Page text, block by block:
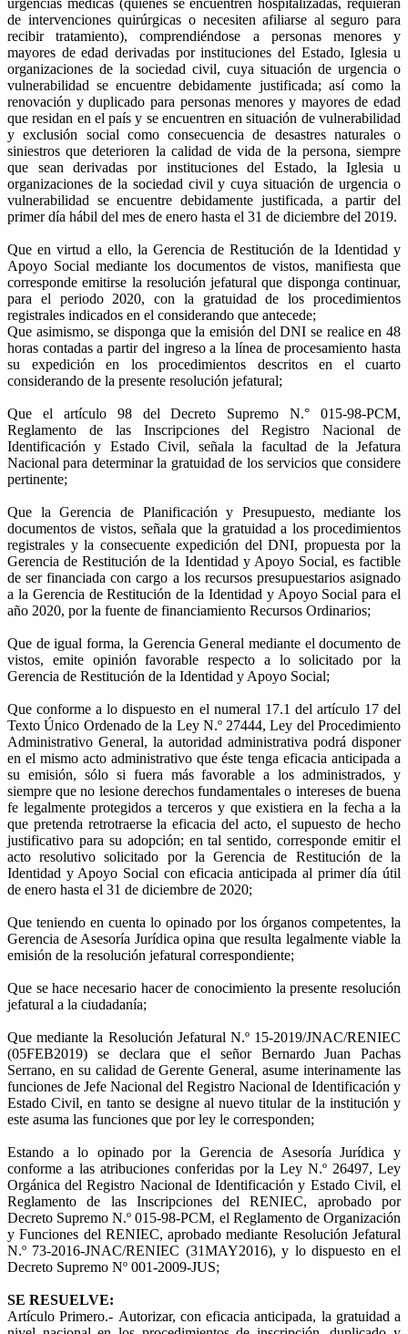
de intervenciones quirúrgicas o necesiten afiliarse al seguro para
recibir tratamiento), comprendiéndose a personas menores y
mayores de edad derivadas por instituciones del Estado, Iglesia u
organizaciones de la sociedad civil, cuya situación de urgencia o
vulnerabilidad se encuentre debidamente justificada; así como la
renovación y duplicado para personas menores y mayores de edad
que residan en el país y se encuentren en situación de vulnerabilidad
y exclusión social como consecuencia de desastres naturales o
siniestros que deterioren la calidad de vida de la persona, siempre
que sean derivadas por instituciones del Estado, la Iglesia u
organizaciones de la sociedad civil y cuya situación de urgencia o
vulnerabilidad se encuentre debidamente justificada, a partir del
primer día hábil del mes de enero hasta el 31 de diciembre del 2019.
Que en virtud a ello, la Gerencia de Restitución de la Identidad y
Apoyo Social mediante los documentos de vistos, manifiesta que
corresponde emitirse la resolución jefatural que disponga continuar,
para el periodo 2020, con la gratuidad de los procedimientos
registrales indicados en el considerando que antecede;
Que asimismo, se disponga que la emisión del DNI se realice en 48
horas contadas a partir del ingreso a la línea de procesamiento hasta
su expedición en los procedimientos descritos en el cuarto
considerando de la presente resolución jefatural;
Que el artículo 98 del Decreto Supremo N.° 015-98-PCM,
Reglamento de las Inscripciones del Registro Nacional de
Identificación y Estado Civil, señala la facultad de la Jefatura
Nacional para determinar la gratuidad de los servicios que considere
pertinente;
Que la Gerencia de Planificación y Presupuesto, mediante los
documentos de vistos, señala que la gratuidad a los procedimientos
registrales y la consecuente expedición del DNI, propuesta por la
Gerencia de Restitución de la Identidad y Apoyo Social, es factible
de ser financiada con cargo a los recursos presupuestarios asignado
a la Gerencia de Restitución de la Identidad y Apoyo Social para el
año 2020, por la fuente de financiamiento Recursos Ordinarios;
Que de igual forma, la Gerencia General mediante el documento de
vistos, emite opinión favorable respecto a lo solicitado por la
Gerencia de Restitución de la Identidad y Apoyo Social;
Que conforme a lo dispuesto en el numeral 17.1 del artículo 17 del
Texto Único Ordenado de la Ley N.º 27444, Ley del Procedimiento
Administrativo General, la autoridad administrativa podrá disponer
en el mismo acto administrativo que éste tenga eficacia anticipada a
su emisión, sólo si fuera más favorable a los administrados, y
siempre que no lesione derechos fundamentales o intereses de buena
fe legalmente protegidos a terceros y que existiera en la fecha a la
que pretenda retrotraerse la eficacia del acto, el supuesto de hecho
justificativo para su adopción; en tal sentido, corresponde emitir el
acto resolutivo solicitado por la Gerencia de Restitución de la
Identidad y Apoyo Social con eficacia anticipada al primer día útil
de enero hasta el 31 de diciembre de 2020;
Que teniendo en cuenta lo opinado por los órganos competentes, la
Gerencia de Asesoría Jurídica opina que resulta legalmente viable la
emisión de la resolución jefatural correspondiente;
Que se hace necesario hacer de conocimiento la presente resolución
jefatural a la ciudadanía;
Que mediante la Resolución Jefatural N.º 15-2019/JNAC/RENIEC
(05FEB2019) se declara que el señor Bernardo Juan Pachas
Serrano, en su calidad de Gerente General, asume interinamente las
funciones de Jefe Nacional del Registro Nacional de Identificación y
Estado Civil, en tanto se designe al nuevo titular de la institución y
este asuma las funciones que por ley le corresponden;
Estando a lo opinado por la Gerencia de Asesoría Jurídica y
conforme a las atribuciones conferidas por la Ley N.º 26497, Ley
Orgánica del Registro Nacional de Identificación y Estado Civil, el
Reglamento de las Inscripciones del RENIEC, aprobado por
Decreto Supremo N.º 015-98-PCM, el Reglamento de Organización
y Funciones del RENIEC, aprobado mediante Resolución Jefatural
N.º 73-2016-JNAC/RENIEC (31MAY2016), y lo dispuesto en el
Decreto Supremo Nº 001-2009-JUS;
SE RESUELVE:
Artículo Primero.- Autorizar, con eficacia anticipada, la gratuidad a